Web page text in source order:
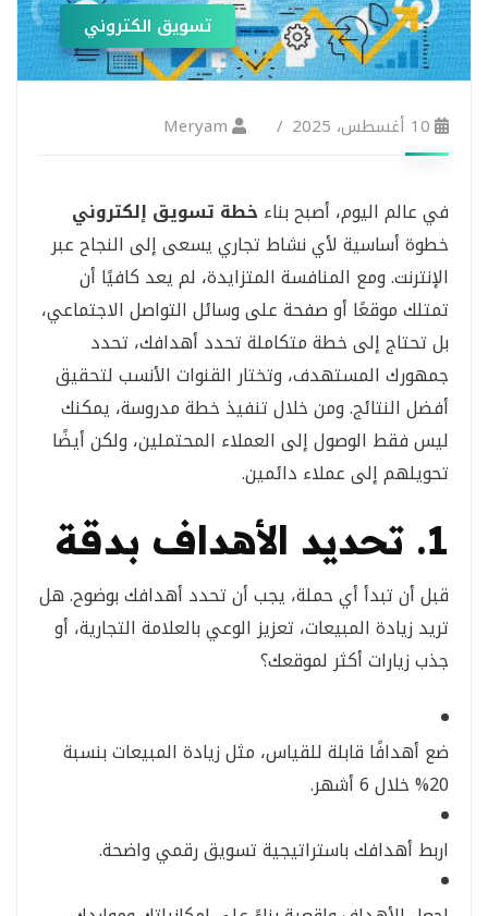
تسويق الكتروني
10 أغسطس، 2025 Meryam
في عالم اليوم، أصبح بناء خطة تسويق إلكتروني
خطوة أساسية لأي نشاط تجاري يسعى إلى النجاح عبر
الإنترنت. ومع المنافسة المتزايدة، لم يعد كافيًا أن
تمتلك موقعًا أو صفحة على وسائل التواصل الاجتماعي،
بل تحتاج إلى خطة متكاملة تحدد أهدافك، تحدد
جمهورك المستهدف، وتختار القنوات الأنسب لتحقيق
أفضل النتائج. ومن خلال تنفيذ خطة مدروسة، يمكنك
ليس فقط الوصول إلى العملاء المحتملين، ولكن أيضًا
تحويلهم إلى عملاء دائمين.
1. تحديد الأهداف بدقة
قبل أن تبدأ أي حملة، يجب أن تحدد أهدافك بوضوح. هل
تريد زيادة المبيعات، تعزيز الوعي بالعلامة التجارية، أو
جذب زيارات أكثر لموقعك؟
ضع أهدافًا قابلة للقياس، مثل زيادة المبيعات بنسبة
20% خلال 6 أشهر.
اربط أهدافك باستراتيجية تسويق رقمي واضحة.